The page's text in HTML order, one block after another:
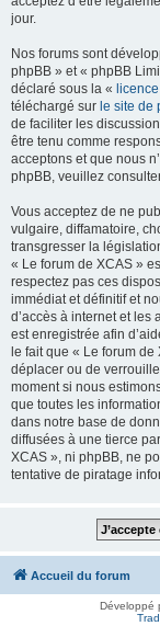
jour.
Nos forums sont
phpBB » et « phpBB
déclaré sous la «
téléchargé sur le site de
de faciliter les
être tenu comme
acceptons et que nous
phpBB, veuillez
Vous acceptez de ne
vulgaire, diffamatoire,
transgresser la
« Le forum de XCAS »
respectez pas ces
immédiat et définitif et
d’accès à internet et les
est enregistrée afin
le fait que « Le forum
déplacer ou de
moment si nous
que toutes les
dans notre base de
diffusées à une tierce
XCAS », ni phpBB, ne
tentative de piratage
Accueil du forum
Développé